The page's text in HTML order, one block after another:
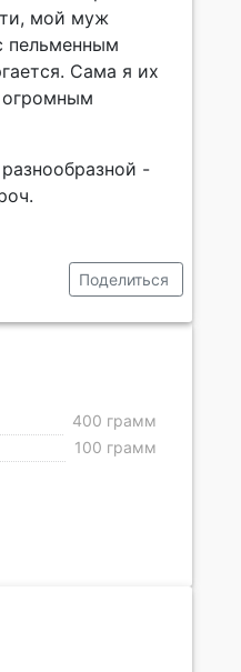
мой муж
пельменным
Сама я их
огромным
-
Поделиться
400 грамм
100 грамм